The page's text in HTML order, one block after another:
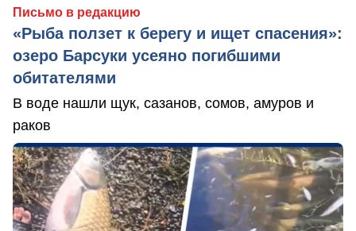
Письмо в редакцию
«Рыба ползет к берегу и ищет спасения»:
озеро Барсуки усеяно погибшими
обитателями
В воде нашли щук, сазанов, сомов, амуров и
раков